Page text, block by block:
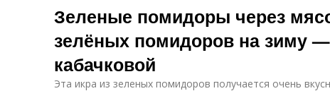
Зеленые помидоры через
зелёных помидоров на зиму —
кабачковой
Эта икра из зеленых помидоров получается очень